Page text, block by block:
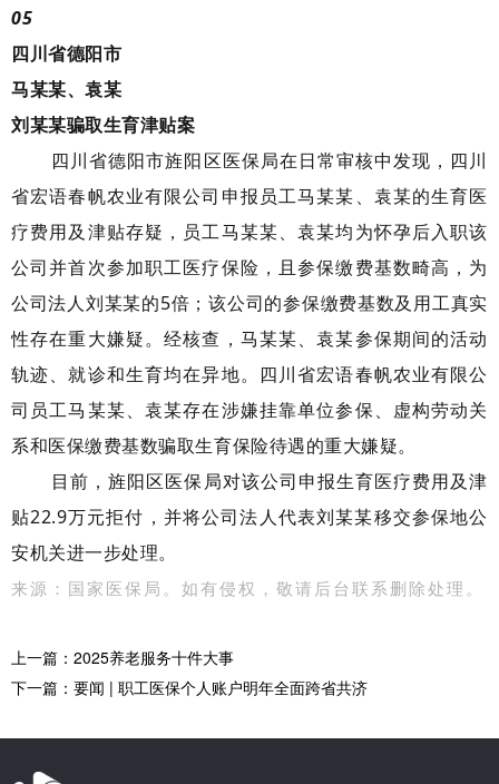
05
四川省德阳市
马某某、袁某
刘某某骗取生育津贴案
四川省德阳市旌阳区医保局在日常审核中发现，四川
省宏语春帆农业有限公司申报员工马某某、袁某的生育医
疗费用及津贴存疑，员工马某某、袁某均为怀孕后入职该
公司并首次参加职工医疗保险，且参保缴费基数畸高，为
公司法人刘某某的5倍；该公司的参保缴费基数及用工真实
性存在重大嫌疑。经核查，马某某、袁某参保期间的活动
轨迹、就诊和生育均在异地。四川省宏语春帆农业有限公
司员工马某某、袁某存在涉嫌挂靠单位参保、虚构劳动关
系和医保缴费基数骗取生育保险待遇的重大嫌疑。
目前，旌阳区医保局对该公司申报生育医疗费用及津
贴22.9万元拒付，并将公司法人代表刘某某移交参保地公
安机关进一步处理。
来源：国家医保局。如有侵权，敬请后台联系删除处理。
上一篇：2025养老服务十件大事
下一篇：要闻 | 职工医保个人账户明年全面跨省共济